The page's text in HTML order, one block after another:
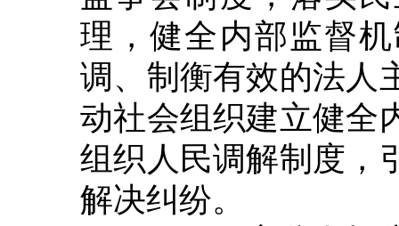
理，健全内部监督
调、制衡有效的法人
动社会组织建立健全
组织人民调解制度，
解决纠纷。